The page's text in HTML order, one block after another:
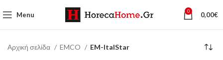
Menu 0 0,00€
Αρχική σελίδα EMCO EM-ItalStar